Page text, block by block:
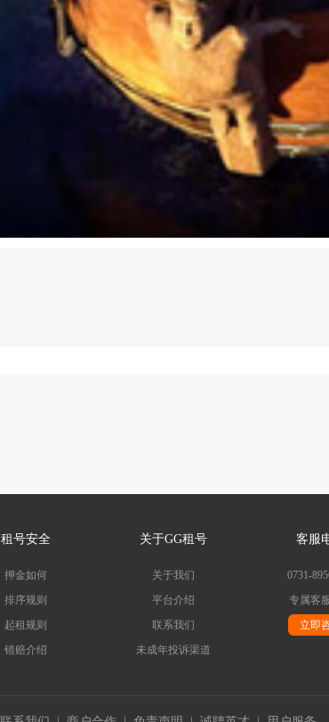
租号安全
押金如何
排序规则
起租规则
错赔介绍
关于GG租号
关于我们
平台介绍
联系我们
未成年投诉渠道
客服
0731-
专属客
立即